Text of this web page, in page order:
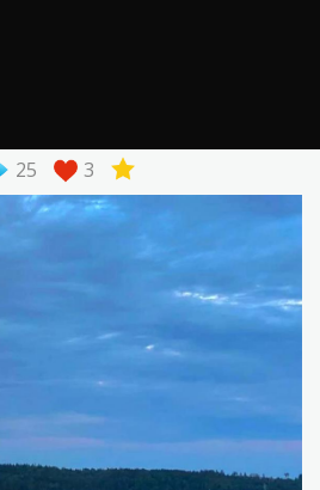
25 3